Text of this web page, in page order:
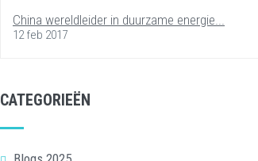
China wereldleider in duurzame energie...
12 feb 2017
CATEGORIEËN